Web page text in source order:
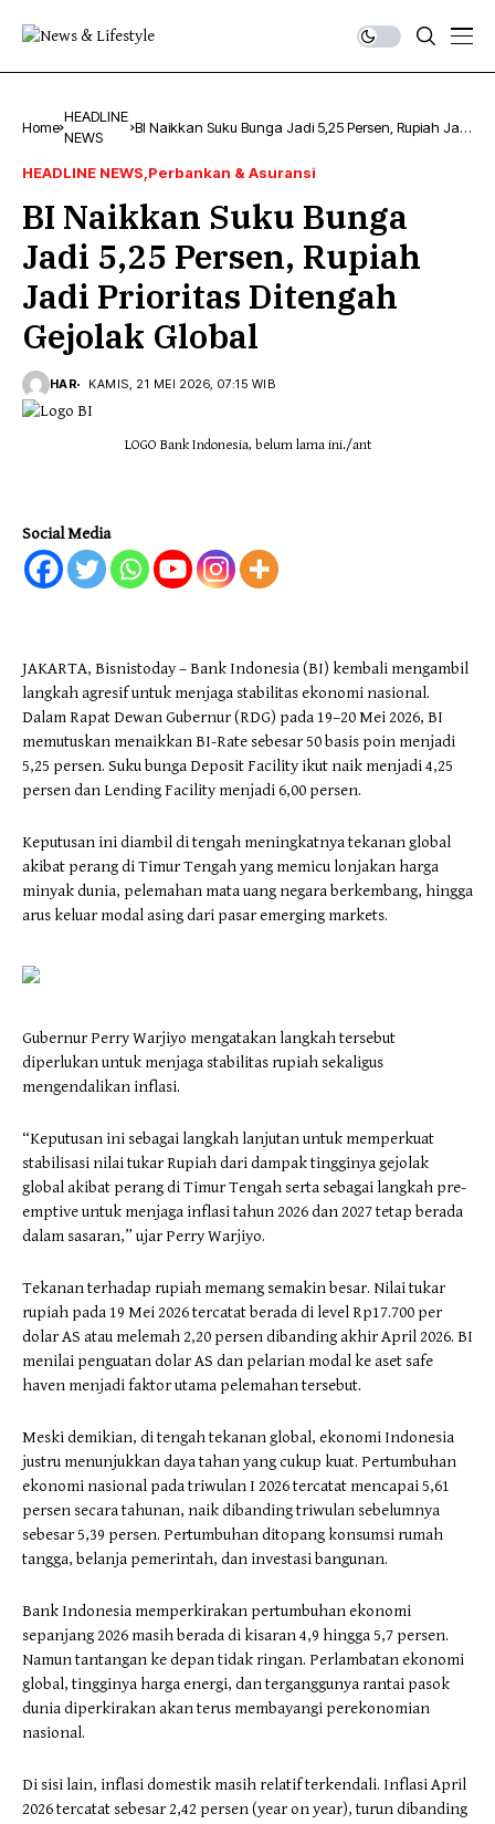
Home
HEADLINE
NEWS
BI Naikkan Suku Bunga Jadi 5,25 Persen, Rupiah Jadi
HEADLINE NEWS Perbankan & Asuransi
BI Naikkan Suku Bunga
Jadi 5,25 Persen, Rupiah
Jadi Prioritas Ditengah
Gejolak Global
HAR KAMIS, 21 MEI 2026, 07:15 WIB
LOGO Bank Indonesia, belum lama ini./ant
Social Media
JAKARTA, Bisnistoday – Bank Indonesia (BI) kembali mengambil
langkah agresif untuk menjaga stabilitas ekonomi nasional.
Dalam Rapat Dewan Gubernur (RDG) pada 19–20 Mei 2026, BI
memutuskan menaikkan BI-Rate sebesar 50 basis poin menjadi
5,25 persen. Suku bunga Deposit Facility ikut naik menjadi 4,25
persen dan Lending Facility menjadi 6,00 persen.
Keputusan ini diambil di tengah meningkatnya tekanan global
akibat perang di Timur Tengah yang memicu lonjakan harga
minyak dunia, pelemahan mata uang negara berkembang, hingga
arus keluar modal asing dari pasar emerging markets.
Gubernur Perry Warjiyo mengatakan langkah tersebut
diperlukan untuk menjaga stabilitas rupiah sekaligus
mengendalikan inflasi.
“Keputusan ini sebagai langkah lanjutan untuk memperkuat
stabilisasi nilai tukar Rupiah dari dampak tingginya gejolak
global akibat perang di Timur Tengah serta sebagai langkah pre-
emptive untuk menjaga inflasi tahun 2026 dan 2027 tetap berada
dalam sasaran,” ujar Perry Warjiyo.
Tekanan terhadap rupiah memang semakin besar. Nilai tukar
rupiah pada 19 Mei 2026 tercatat berada di level Rp17.700 per
dolar AS atau melemah 2,20 persen dibanding akhir April 2026. BI
menilai penguatan dolar AS dan pelarian modal ke aset safe
haven menjadi faktor utama pelemahan tersebut.
Meski demikian, di tengah tekanan global, ekonomi Indonesia
justru menunjukkan daya tahan yang cukup kuat. Pertumbuhan
ekonomi nasional pada triwulan I 2026 tercatat mencapai 5,61
persen secara tahunan, naik dibanding triwulan sebelumnya
sebesar 5,39 persen. Pertumbuhan ditopang konsumsi rumah
tangga, belanja pemerintah, dan investasi bangunan.
Bank Indonesia memperkirakan pertumbuhan ekonomi
sepanjang 2026 masih berada di kisaran 4,9 hingga 5,7 persen.
Namun tantangan ke depan tidak ringan. Perlambatan ekonomi
global, tingginya harga energi, dan terganggunya rantai pasok
dunia diperkirakan akan terus membayangi perekonomian
nasional.
Di sisi lain, inflasi domestik masih relatif terkendali. Inflasi April
2026 tercatat sebesar 2,42 persen (year on year), turun dibanding